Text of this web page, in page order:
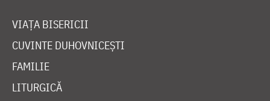
VIAȚA BISERICII
CUVINTE DUHOVNICEȘTI
FAMILIE
LITURGICĂ